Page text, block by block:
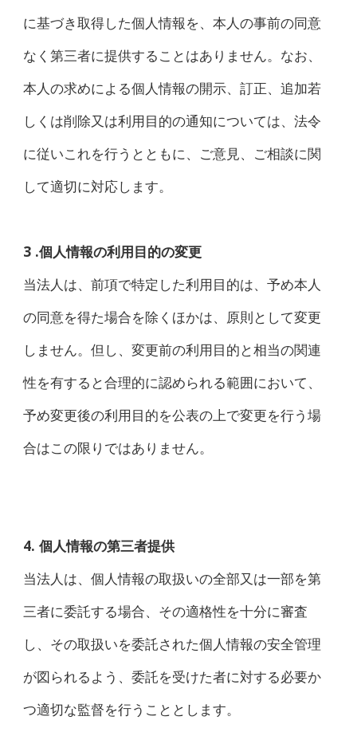
に基づき取得した個人情報を、本人の事前の同意
なく第三者に提供することはありません。なお、
本人の求めによる個人情報の開示、訂正、追加若
しくは削除又は利用目的の通知については、法令
に従いこれを行うとともに、ご意見、ご相談に関
して適切に対応します。
3 .個人情報の利用目的の変更
当法人は、前項で特定した利用目的は、予め本人
の同意を得た場合を除くほかは、原則として変更
しません。但し、変更前の利用目的と相当の関連
性を有すると合理的に認められる範囲において、
予め変更後の利用目的を公表の上で変更を行う場
合はこの限りではありません。
4. 個人情報の第三者提供
当法人は、個人情報の取扱いの全部又は一部を第
三者に委託する場合、その適格性を十分に審査
し、その取扱いを委託された個人情報の安全管理
が図られるよう、委託を受けた者に対する必要か
つ適切な監督を行うこととします。